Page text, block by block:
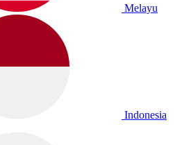
Melayu
Indonesia